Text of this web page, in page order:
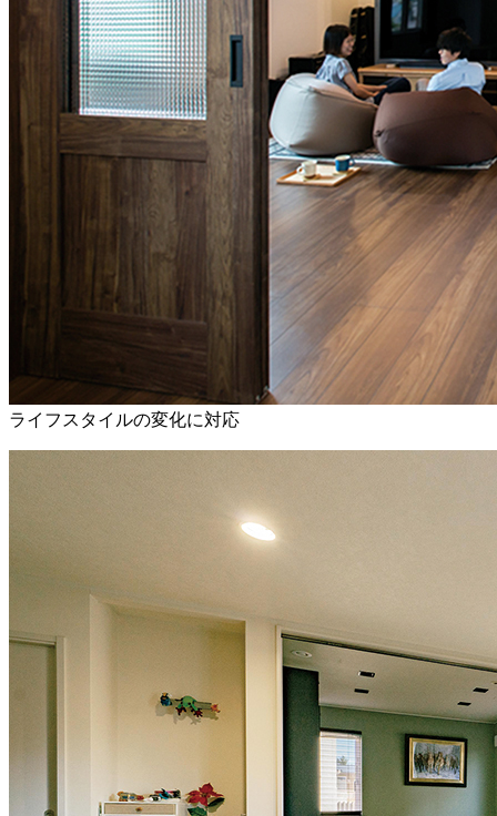
ライフスタイルの変化に対応